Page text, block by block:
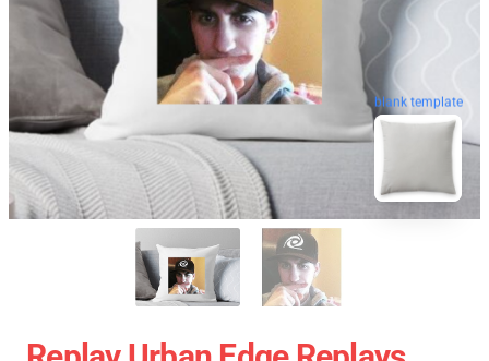
blank template